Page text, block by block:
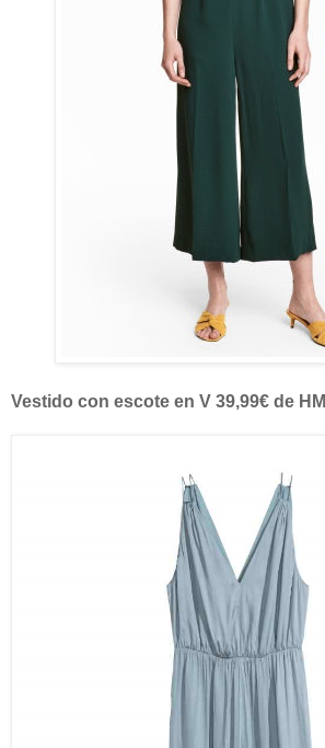
Vestido con escote en V 39,99€ de HM